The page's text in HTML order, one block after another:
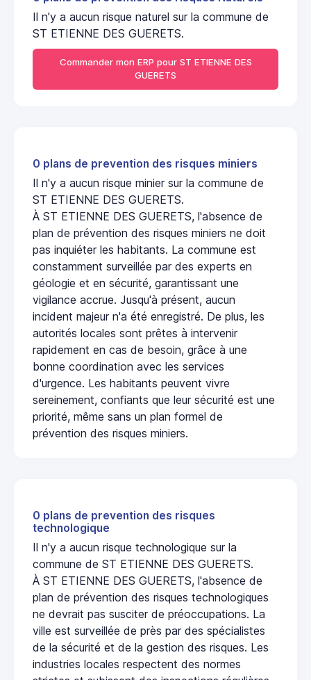
Il n'y a aucun risque naturel sur la commune de
ST ETIENNE DES GUERETS.
Commander mon ERP pour ST ETIENNE DES
GUERETS
0 plans de prevention des risques miniers
Il n'y a aucun risque minier sur la commune de
ST ETIENNE DES GUERETS.
À ST ETIENNE DES GUERETS, l'absence de
plan de prévention des risques miniers ne doit
pas inquiéter les habitants. La commune est
constamment surveillée par des experts en
géologie et en sécurité, garantissant une
vigilance accrue. Jusqu'à présent, aucun
incident majeur n'a été enregistré. De plus, les
autorités locales sont prêtes à intervenir
rapidement en cas de besoin, grâce à une
bonne coordination avec les services
d'urgence. Les habitants peuvent vivre
sereinement, confiants que leur sécurité est une
priorité, même sans un plan formel de
prévention des risques miniers.
0 plans de prevention des risques
technologique
Il n'y a aucun risque technologique sur la
commune de ST ETIENNE DES GUERETS.
À ST ETIENNE DES GUERETS, l'absence de
plan de prévention des risques technologiques
ne devrait pas susciter de préoccupations. La
ville est surveillée de près par des spécialistes
de la sécurité et de la gestion des risques. Les
industries locales respectent des normes